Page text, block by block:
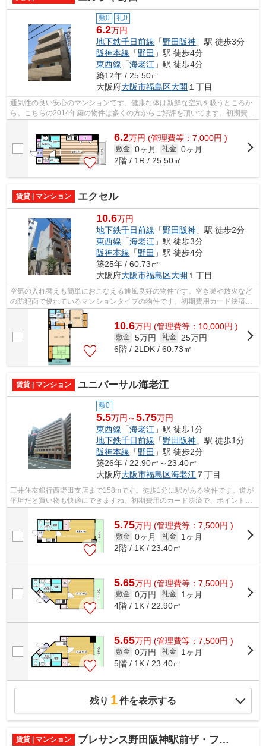
敷0 礼0
6.2万円
地下鉄千日前線 「野田阪神 」駅 徒歩3分
阪神本線 「野田 」駅 徒歩4分
東西線 「海老江 」駅 徒歩4分
築12年 / 25.50㎡
大阪府大阪市福島区大開 １丁目
通気性の良い安心のマンションです。健康な体は新鮮な空気を吸うところか
ら。こちらの2014年築の物件は多くの方からご好評を頂いてます。初期費用
6.2万円 (管理費等：7,000円 )
敷金 0ヶ月 礼金 0ヶ月
2階 / 1R / 25.50㎡
賃貸 | マンション エクセル
10.6万円
地下鉄千日前線 「野田阪神 」駅 徒歩2分
東西線 「海老江 」駅 徒歩3分
阪神本線 「野田 」駅 徒歩4分
築25年 / 60.73㎡
大阪府大阪市福島区大開 １丁目
空気の入れ替えも簡単におこなえる通風良好の物件です。空き巣や放火など
の防犯面で優れているマンションタイプの物件です。初期費用カード決済可
能なので、現金を用意する手間が省け...
10.6万円 (管理費等：10,000円 )
敷金 5万円 礼金
25万円
6階 / 2LDK / 60.73㎡
賃貸 | マンション ユニバーサル海老江
敷0
5.5万円～5.75万円
東西線 「海老江 」駅 徒歩1分
地下鉄千日前線 「野田阪神 」駅 徒歩1分
阪神本線 「野田 」駅 徒歩2分
築26年 / 22.90㎡～23.40㎡
大阪府大阪市福島区海老江 ７丁目
三井住友銀行西野田支店まで158mです。徒歩1分に駅がある物件です。道が
平坦だと買い物も快適にできますね。初期費用のカード決済で、ポイントや
5.75万円 (管理費等：7,500円 )
敷金 0ヶ月 礼金
1ヶ月
2階 / 1K / 23.40㎡
5.65万円 (管理費等：7,500円 )
敷金 0万円 礼金
1ヶ月
4階 / 1K / 22.90㎡
5.65万円 (管理費等：7,500円 )
敷金 0万円 礼金
1ヶ月
5階 / 1K / 23.40㎡
残り 1件を表示する
賃貸 | マンション プレサンス野田阪神駅前ザ・ファースト